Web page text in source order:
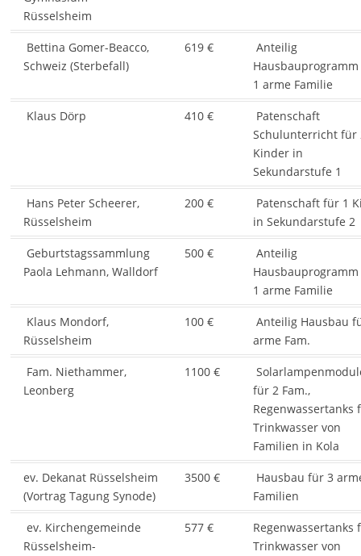
Rüsselsheim
Bettina Gomer-Beacco,
Schweiz (Sterbefall)
619 €
Anteilig
1 arme Familie
Klaus Dörp 410 €
Patenschaft
Schulunterricht für
Kinder in
Sekundarstufe 1
Hans Peter Scheerer,
Rüsselsheim
200 €
Patenschaft für 1
in Sekundarstufe 2
Geburtstagssammlung
Paola Lehmann, Walldorf
500 €
Anteilig
1 arme Familie
Klaus Mondorf,
Rüsselsheim
100 €
Anteilig Hausbau
arme Fam.
Fam. Niethammer,
Leonberg
1100 €
für 2 Fam.,
Regenwassertanks
Trinkwasser von
Familien in Kola
ev. Dekanat Rüsselsheim
(Vortrag Tagung Synode)
3500 €
Hausbau für 3
Familien
ev. Kirchengemeinde
Rüsselsheim-
577 €
Regenwassertanks
Trinkwasser von